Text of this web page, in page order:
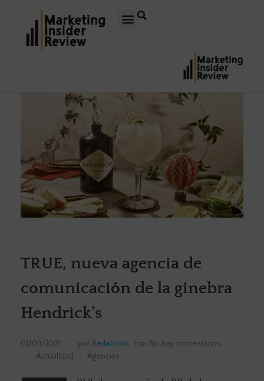
TRUE, nueva agencia de
comunicación de la ginebra
Hendrick’s
01/03/2021 por Redacción con No hay comentarios
Actualidad
Agencias